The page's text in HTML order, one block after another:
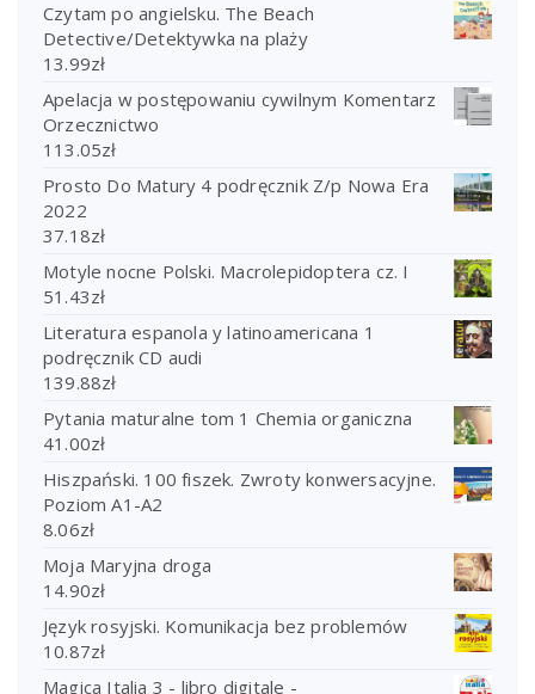
Czytam po angielsku. The Beach
Detective/Detektywka na plaży
13.99zł
Apelacja w postępowaniu cywilnym Komentarz
Orzecznictwo
113.05zł
Prosto Do Matury 4 podręcznik Z/p Nowa Era
2022
37.18zł
Motyle nocne Polski. Macrolepidoptera cz. I
51.43zł
Literatura espanola y latinoamericana 1
podręcznik CD audi
139.88zł
Pytania maturalne tom 1 Chemia organiczna
41.00zł
Hiszpański. 100 fiszek. Zwroty konwersacyjne.
Poziom A1-A2
8.06zł
Moja Maryjna droga
14.90zł
Język rosyjski. Komunikacja bez problemów
10.87zł
Magica Italia 3 - libro digitale -